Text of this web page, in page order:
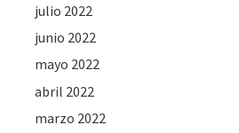
julio 2022
junio 2022
mayo 2022
abril 2022
marzo 2022